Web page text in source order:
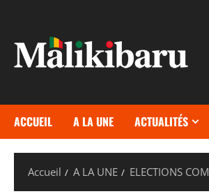
contenu
ACCUEIL A LA UNE ACTUALITÉS
Accueil A LA UNE ELECTIONS